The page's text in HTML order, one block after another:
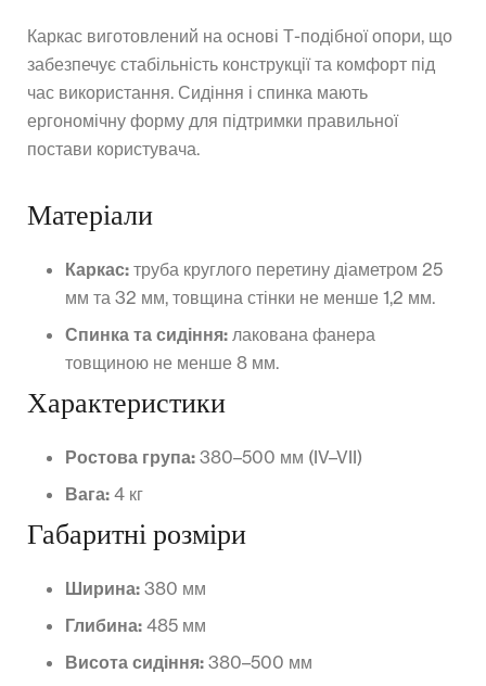
Каркас виготовлений на основі Т-подібної опори, що
забезпечує стабільність конструкції та комфорт під
час використання. Сидіння і спинка мають
ергономічну форму для підтримки правильної
постави користувача.
Матеріали
Каркас: труба круглого перетину діаметром 25
мм та 32 мм, товщина стінки не менше 1,2 мм.
Спинка та сидіння: лакована фанера
товщиною не менше 8 мм.
Характеристики
Ростова група: 380–500 мм (IV–VII)
Вага: 4 кг
Габаритні розміри
Ширина: 380 мм
Глибина: 485 мм
Висота сидіння: 380–500 мм